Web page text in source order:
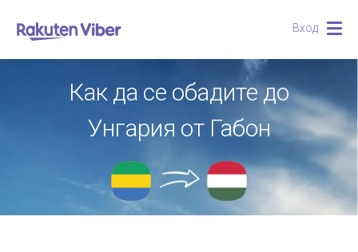
Вход
Как да се обадите до
Унгария от Габон